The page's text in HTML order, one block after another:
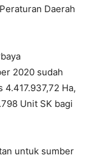
Daerah
2020 sudah
Ha,
Unit SK bagi
untuk sumber